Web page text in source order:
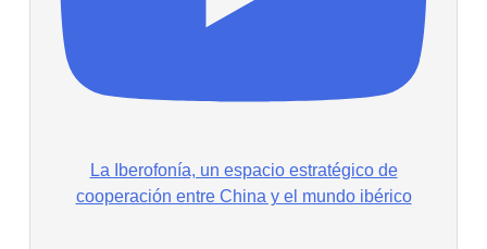
La Iberofonía, un espacio estratégico de
cooperación entre China y el mundo ibérico